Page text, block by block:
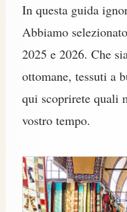
In questa guida
Abbiamo
2025 e 2026. Che
ottomane, tessuti a
qui scoprirete quali
vostro tempo.